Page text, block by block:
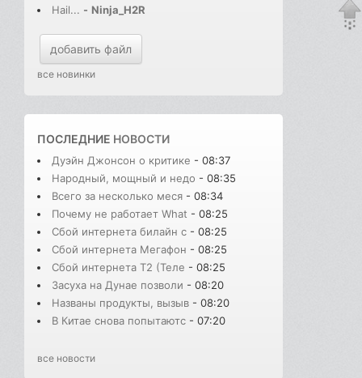
Hail... - Ninja_H2R
добавить файл
все новинки
ПОСЛЕДНИЕ НОВОСТИ
Дуэйн Джонсон о критике - 08:37
Народный, мощный и недо - 08:35
Всего за несколько меся - 08:34
Почему не работает What - 08:25
Сбой интернета билайн с - 08:25
Сбой интернета Мегафон - 08:25
Сбой интернета T2 (Теле - 08:25
Засуха на Дунае позволи - 08:20
Названы продукты, вызыв - 08:20
В Китае снова попытаютс - 07:20
все новости